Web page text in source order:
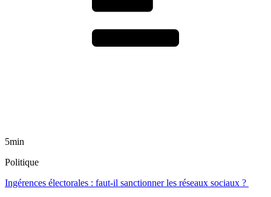
5min
Politique
Ingérences électorales : faut-il sanctionner les réseaux sociaux ?